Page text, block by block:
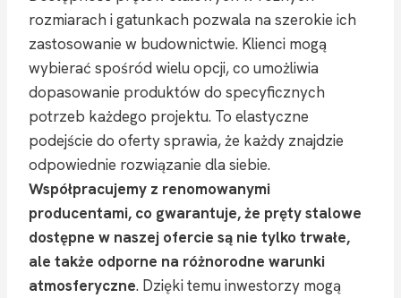
rozmiarach i gatunkach pozwala na szerokie ich
zastosowanie w budownictwie. Klienci mogą
wybierać spośród wielu opcji, co umożliwia
dopasowanie produktów do specyficznych
potrzeb każdego projektu. To elastyczne
podejście do oferty sprawia, że każdy znajdzie
odpowiednie rozwiązanie dla siebie.
Współpracujemy z renomowanymi
producentami, co gwarantuje, że pręty stalowe
dostępne w naszej ofercie są nie tylko trwałe,
ale także odporne na różnorodne warunki
atmosferyczne. Dzięki temu inwestorzy mogą